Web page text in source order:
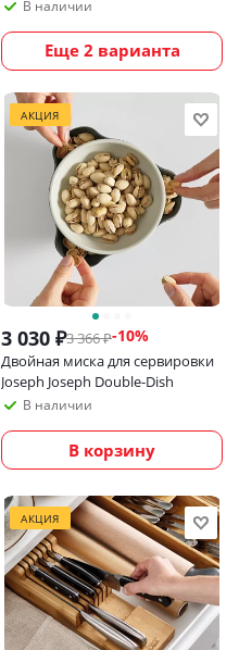
В наличии
Еще 2 варианта
АКЦИЯ
3 030 ₽3 366₽-10%
Двойная миска для сервировки
Joseph Joseph Double-Dish
В наличии
В корзину
АКЦИЯ